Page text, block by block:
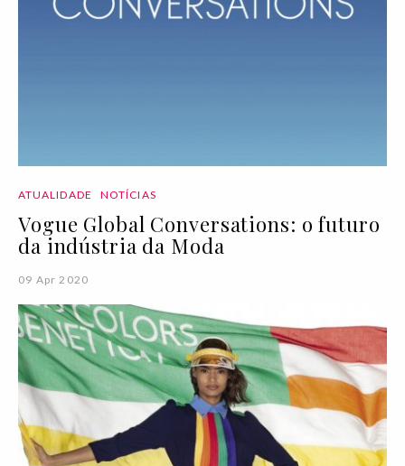
ATUALIDADE NOTÍCIAS
Vogue Global Conversations: o futuro
da indústria da Moda
09 Apr 2020